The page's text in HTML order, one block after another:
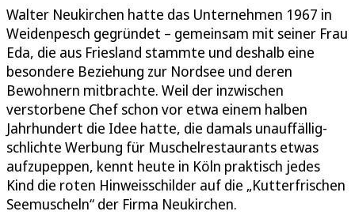
Walter Neukirchen hatte das Unternehmen 1967 in
Weidenpesch gegründet – gemeinsam mit seiner Frau
Eda, die aus Friesland stammte und deshalb eine
besondere Beziehung zur Nordsee und deren
Bewohnern mitbrachte. Weil der inzwischen
verstorbene Chef schon vor etwa einem halben
Jahrhundert die Idee hatte, die damals unauffällig-
schlichte Werbung für Muschelrestaurants etwas
aufzupeppen, kennt heute in Köln praktisch jedes
Kind die roten Hinweisschilder auf die „Kutterfrischen
Seemuscheln“ der Firma Neukirchen.